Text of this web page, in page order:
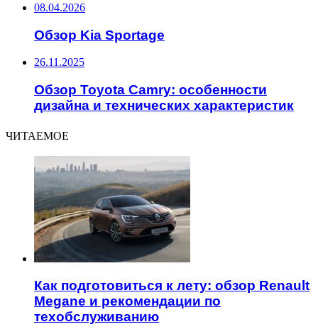
08.04.2026
Обзор Kia Sportage
26.11.2025
Обзор Toyota Camry: особенности
дизайна и технических характеристик
ЧИТАЕМОЕ
Как подготовиться к лету: обзор Renault
Megane и рекомендации по
техобслуживанию